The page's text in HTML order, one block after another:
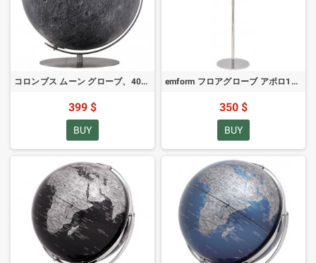
コロンブス ムーン グローブ、40cm、手仕上げ
399 $
BUY
emform フロアグローブ アポロ17 シルバー 43cm
350 $
BUY